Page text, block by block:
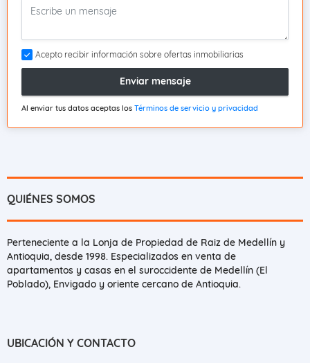
Acepto recibir información sobre ofertas inmobiliarias
Enviar mensaje
Al enviar tus datos aceptas los Términos de servicio y privacidad
QUIÉNES SOMOS
Perteneciente a la Lonja de Propiedad de Raiz de Medellín y
Antioquia, desde 1998. Especializados en venta de
apartamentos y casas en el suroccidente de Medellín (El
Poblado), Envigado y oriente cercano de Antioquia.
UBICACIÓN Y CONTACTO